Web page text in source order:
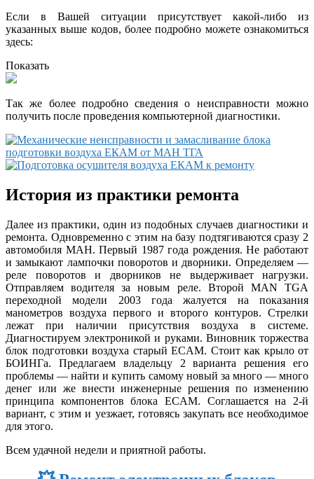
Если в Вашей ситуации присутствует какой-либо из
указанных выше кодов, более подробно можете ознакомиться
здесь:
Показать
Так же более подробно сведения о неисправности можно
получить после проведения компьютерной диагностики.
История из практики ремонта
Далее из практики, один из подобных случаев диагностики и
ремонта. Одновременно с этим на базу подтягиваются сразу 2
автомобиля МАН. Первый 1987 года рождения. Не работают
и замыкают лампочки поворотов и дворники. Определяем —
реле поворотов и дворников не выдерживает нагрузки.
Отправляем водителя за новым реле. Второй MAN TGA
переходной модели 2003 года жалуется на показания
манометров воздуха первого и второго контуров. Стрелки
лежат при наличии присутствия воздуха в системе.
Диагностируем электроникой и руками. Виновник торжества
блок подготовки воздуха старый ECAM. Стоит как крыло от
БОИНГа. Предлагаем владельцу 2 варианта решения его
проблемы — найти и купить самому новый за много — много
денег или же внести инженерные решения по изменению
принципа компонентов блока ECAM. Соглашается на 2-й
вариант, с этим и уезжает, готовясь закупать все необходимое
для этого.
Всем удачной недели и приятной работы.